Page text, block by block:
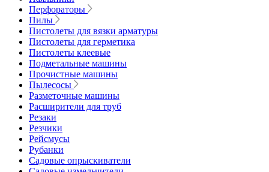
Перфораторы
Пилы
Пистолеты для вязки арматуры
Пистолеты для герметика
Пистолеты клеевые
Подметальные машины
Прочистные машины
Пылесосы
Разметочные машины
Расширители для труб
Резаки
Резчики
Рейсмусы
Рубанки
Садовые опрыскиватели